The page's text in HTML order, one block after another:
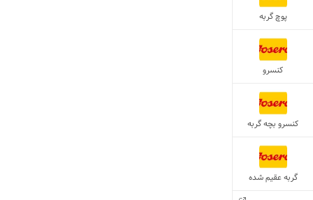
پوچ گربه
کنسرو
کنسرو بچه گربه
گربه عقیم شده